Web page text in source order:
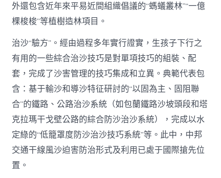
外還包含近年來平易近間組織倡議的“螞蟻叢林”“一億
棵梭梭”等植樹造林項目。
治沙“驗方”。經由過程多年實行證實，生孩子下行之
有用的一些綜合治沙技巧是對單項技巧的組裝、配
套，完成了沙害管理的技巧集成和立異。典範代表包
含：基于輸沙和導沙特征研討的“以固為主、固阻聯
合”的鐵路、公路治沙系統（如包蘭鐵路沙坡頭段和塔
克拉瑪干戈壁公路的綜合防沙治沙系統），完成以水
定綠的“低籠罩度防沙治沙技巧系統”等。此中，中邦
交通干線風沙迫害防治形式及利用已處于國際搶先位
置。